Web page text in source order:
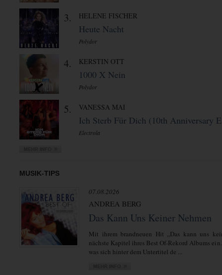
3. HELENE FISCHER
Heute Nacht
Polydor
4. KERSTIN OTT
1000 X Nein
Polydor
5. VANESSA MAI
Ich Sterb Für Dich (10th Anniversary
Electrola
MUSIK-TIPS
07.08.2026
ANDREA BERG
Das Kann Uns Keiner Nehmen
Mit ihrem brandneuen Hit „Das kann uns
nächste Kapitel ihres Best Of-Rekord Albums
was sich hinter dem Untertitel de ...